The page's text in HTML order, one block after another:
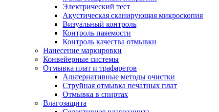
Электрический тест
Акустическая сканирующая микроскопия
Визуальный контроль
Контроль паяемости
Контроль качества отмывки
Нанесение маркировки
Конвейерные системы
Отмывка плат и трафаретов
Альтернативные методы очистки
Струйная отмывка печатных плат
Отмывка в спиртах
Влагозащита